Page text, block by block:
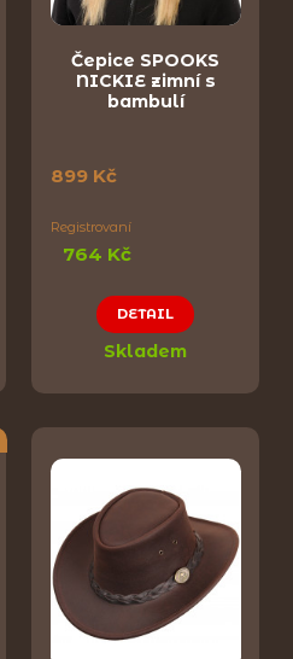
Čepice SPOOKS
NICKIE zimní s
bambulí
899 Kč
Registrovaní
764 Kč
DETAIL
Skladem